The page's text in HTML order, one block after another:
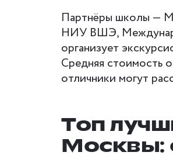
Партнёры школы —
НИУ ВШЭ,
организует
Средняя стоимость
отличники могут
Топ
Москвы: